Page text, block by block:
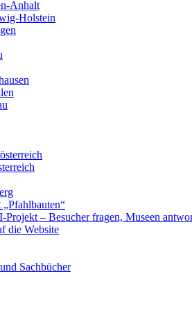
Anhalt
Holstein
– Besucher fragen, Museen
die Website
Sachbücher